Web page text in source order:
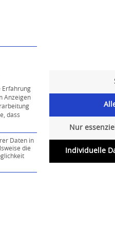
Erfahrung
Anzeigen
dass
Daten in
die
ist essenziell und
Nur
Individuelle